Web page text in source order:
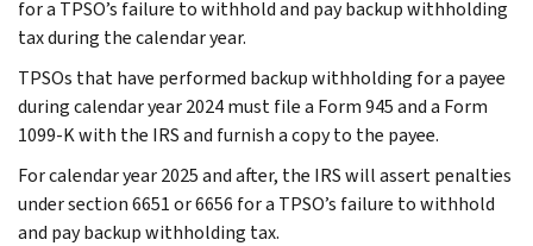
for a TPSO’s failure to withhold and pay backup withholding
tax during the calendar year.
TPSOs that have performed backup withholding for a payee
during calendar year 2024 must file a Form 945 and a Form
1099-K with the IRS and furnish a copy to the payee.
For calendar year 2025 and after, the IRS will assert penalties
under section 6651 or 6656 for a TPSO’s failure to withhold
and pay backup withholding tax.